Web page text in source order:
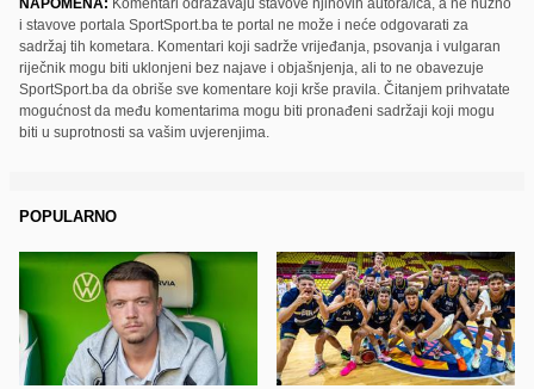
i stavove portala SportSport.ba te portal ne može i neće odgovarati za
sadržaj tih kometara. Komentari koji sadrže vrijeđanja, psovanja i vulgaran
riječnik mogu biti uklonjeni bez najave i objašnjenja, ali to ne obavezuje
SportSport.ba da obriše sve komentare koji krše pravila. Čitanjem prihvatate
mogućnost da među komentarima mogu biti pronađeni sadržaji koji mogu
biti u suprotnosti sa vašim uvjerenjima.
POPULARNO